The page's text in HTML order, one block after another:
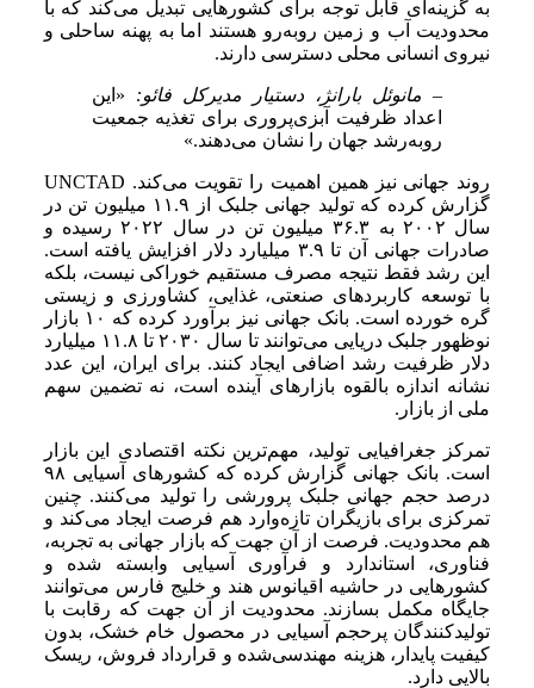
به گزینه‌ای قابل توجه برای کشورهایی تبدیل می‌کند که با
محدودیت آب و زمین روبه‌رو هستند اما به پهنه ساحلی و
نیروی انسانی محلی دسترسی دارند.
– مانوئل بارانژ، دستیار مدیرکل فائو: «این
اعداد ظرفیت آبزی‌پروری برای تغذیه جمعیت
رو‌به‌رشد جهان را نشان می‌دهند.»
روند جهانی نیز همین اهمیت را تقویت می‌کند. UNCTAD
گزارش کرده که تولید جهانی جلبک از ۱۱.۹ میلیون تن در
سال ۲۰۰۲ به ۳۶.۳ میلیون تن در سال ۲۰۲۲ رسیده و
صادرات جهانی آن تا ۳.۹ میلیارد دلار افزایش یافته است.
این رشد فقط نتیجه مصرف مستقیم خوراکی نیست، بلکه
با توسعه کاربردهای صنعتی، غذایی، کشاورزی و زیستی
گره خورده است. بانک جهانی نیز برآورد کرده که ۱۰ بازار
نوظهور جلبک دریایی می‌توانند تا سال ۲۰۳۰ تا ۱۱.۸ میلیارد
دلار ظرفیت رشد اضافی ایجاد کنند. برای ایران، این عدد
نشانه اندازه بالقوه بازارهای آینده است، نه تضمین سهم
ملی از بازار.
تمرکز جغرافیایی تولید، مهم‌ترین نکته اقتصادی این بازار
است. بانک جهانی گزارش کرده که کشورهای آسیایی ۹۸
درصد حجم جهانی جلبک پرورشی را تولید می‌کنند. چنین
تمرکزی برای بازیگران تازه‌وارد هم فرصت ایجاد می‌کند و
هم محدودیت. فرصت از آن جهت که بازار جهانی به تجربه،
فناوری، استاندارد و فرآوری آسیایی وابسته شده و
کشورهایی در حاشیه اقیانوس هند و خلیج فارس می‌توانند
جایگاه مکمل بسازند. محدودیت از آن جهت که رقابت با
تولیدکنندگان پرحجم آسیایی در محصول خام خشک، بدون
کیفیت پایدار، هزینه مهندسی‌شده و قرارداد فروش، ریسک
بالایی دارد.